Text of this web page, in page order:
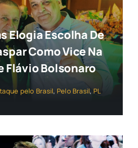
Elogia Escolha De
Como Vice Na
Flávio Bolsonaro
pelo Brasil, Pelo Brasil, PL